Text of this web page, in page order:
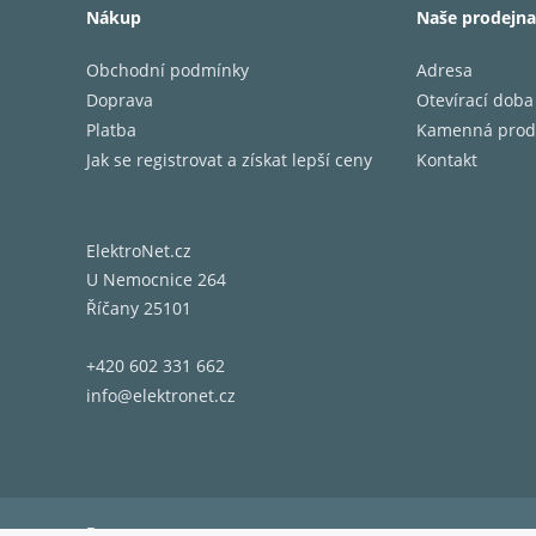
Nákup
Obchodní podmínky
Doprava
Platba
Jak se registrovat a získat lepší ceny
Naše prodejna
Adresa
Otevírací doba
Kamenná
Kontakt
ElektroNet.cz
U Nemocnice 264
Říčany 25101
+420 602 331 662
info@elektronet.cz